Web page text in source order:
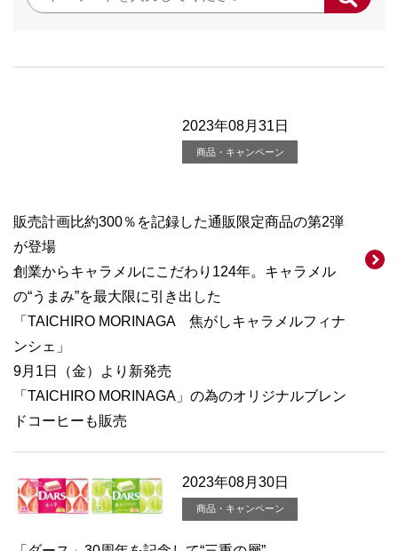
2023年08月31日
商品・キャンペーン
販売計画比約300％を記録した通販限定商品の第2弾
が登場
創業からキャラメルにこだわり124年。キャラメル
の“うまみ”を最大限に引き出した
「TAICHIRO MORINAGA 焦がしキャラメルフィナ
ンシェ」
9月1日（金）より新発売
「TAICHIRO MORINAGA」の為のオリジナルブレン
ドコーヒーも販売
2023年08月30日
商品・キャンペーン